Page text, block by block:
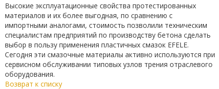
Высокие эксплуатационные свойства протестированных
материалов и их более выгодная, по сравнению с
импортными аналогами, стоимость позволили техническим
специалистам предприятий по производству бетона сделать
выбор в пользу применения пластичных смазок EFELE.
Сегодня эти смазочные материалы активно используются при
сервисном обслуживании типовых узлов трения отраслевого
оборудования.
Возврат к списку